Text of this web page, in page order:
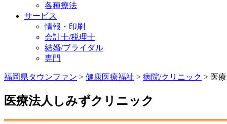
各種療法
サービス
情報・印刷
会計士/税理士
結婚/ブライダル
専門
福岡県タウンファン > 健康医療福祉 > 病院/クリニック > 医
医療法人しみずクリニック